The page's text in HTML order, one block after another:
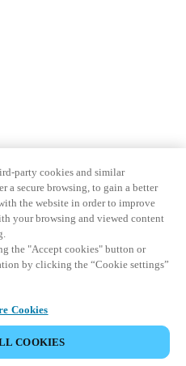
party cookies and similar
a secure browsing, to gain a better
the website in order to improve
your browsing and viewed content
the "Accept cookies" button or
by clicking the “Cookie settings”
Cookies
COOKIES